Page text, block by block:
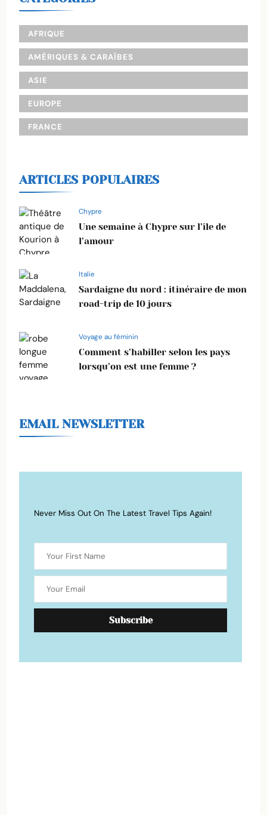
AFRIQUE
AMÉRIQUES & CARAÏBES
ASIE
EUROPE
FRANCE
ARTICLES POPULAIRES
Chypre
Une semaine à Chypre sur l’île de
l’amour
Italie
Sardaigne du nord : itinéraire de mon
road-trip de 10 jours
Voyage au féminin
Comment s’habiller selon les pays
lorsqu’on est une femme ?
EMAIL NEWSLETTER
Never Miss Out On The Latest Travel Tips Again!